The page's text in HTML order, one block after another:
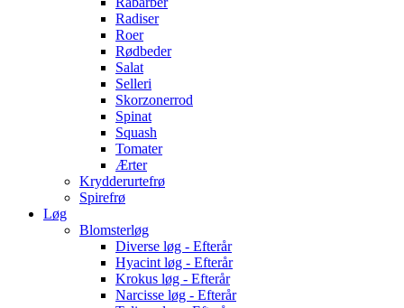
Radiser
Roer
Rødbeder
Salat
Selleri
Skorzonerrod
Spinat
Squash
Tomater
Ærter
Krydderurtefrø
Spirefrø
Løg
Blomsterløg
Diverse løg - Efterår
Hyacint løg - Efterår
Krokus løg - Efterår
Narcisse løg - Efterår